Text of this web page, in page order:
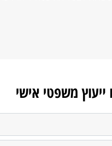
ייעוץ משפטי אישי